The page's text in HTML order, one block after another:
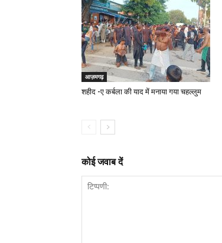
आज़मगढ़
शहीद -ए कर्बला की याद में मनाया गया चहल्लुम
कोई जवाब दें